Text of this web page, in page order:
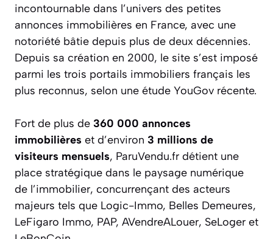
incontournable dans l’univers des petites
annonces immobilières en France, avec une
notoriété bâtie depuis plus de deux décennies.
Depuis sa création en 2000, le site s’est imposé
parmi les trois portails immobiliers français les
plus reconnus, selon une étude YouGov récente.
Fort de plus de 360 000 annonces
immobilières et d’environ 3 millions de
visiteurs mensuels, ParuVendu.fr détient une
place stratégique dans le paysage numérique
de l’immobilier, concurrençant des acteurs
majeurs tels que Logic-Immo, Belles Demeures,
LeFigaro Immo, PAP, AVendreALouer, SeLoger et